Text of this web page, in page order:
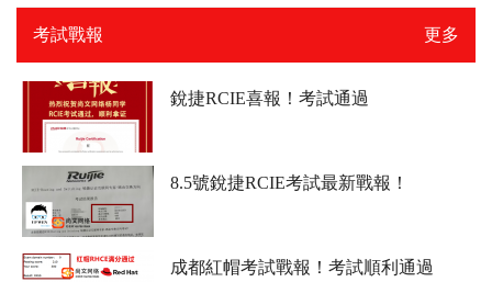
家分享下
考試戰報 更多
銳捷RCIE喜報！考試通過
8.5號銳捷RCIE考試最新戰報！
成都紅帽考試戰報！考試順利通過